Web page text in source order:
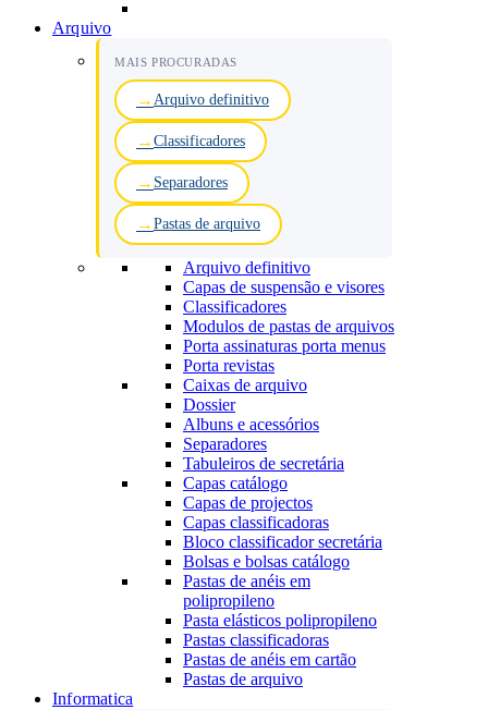
Arquivo
MAIS PROCURADAS
Arquivo definitivo
Classificadores
Separadores
Pastas de arquivo
Arquivo definitivo
Capas de suspensão e visores
Classificadores
Modulos de pastas de arquivos
Porta assinaturas porta menus
Porta revistas
Caixas de arquivo
Dossier
Albuns e acessórios
Separadores
Tabuleiros de secretária
Capas catálogo
Capas de projectos
Capas classificadoras
Bloco classificador secretária
Bolsas e bolsas catálogo
Pastas de anéis em
polipropileno
Pasta elásticos polipropileno
Pastas classificadoras
Pastas de anéis em cartão
Pastas de arquivo
Informatica